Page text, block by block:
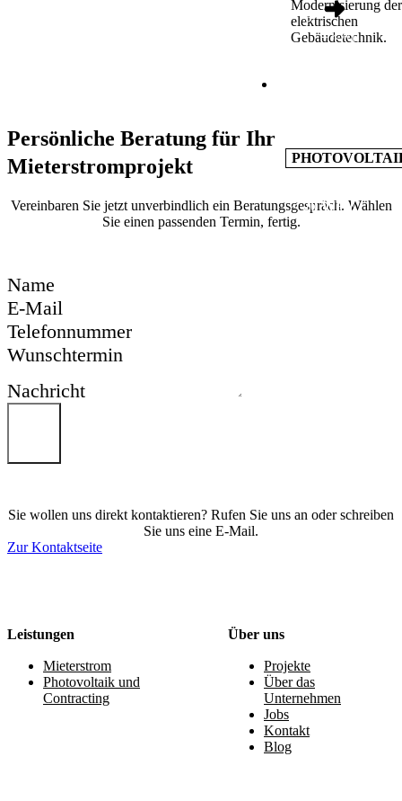
Modernisierung der
elektrischen
Gebäudetechnik.
< 20 WE
4 kWp
Persönliche Beratung für Ihr
Mieterstromprojekt
Vereinbaren Sie jetzt unverbindlich ein Beratungsgespräch. Wählen
Sie einen passenden Termin, fertig.
Name
E-Mail
Telefonnummer
Wunschtermin
Nachricht
Sie wollen uns direkt kontaktieren? Rufen Sie uns an oder schreiben
Sie uns eine E-Mail.
Zur Kontaktseite
Leistungen
Mieterstrom
Photovoltaik und
Contracting
Über uns
Projekte
Über das
Unternehmen
Jobs
Kontakt
Blog